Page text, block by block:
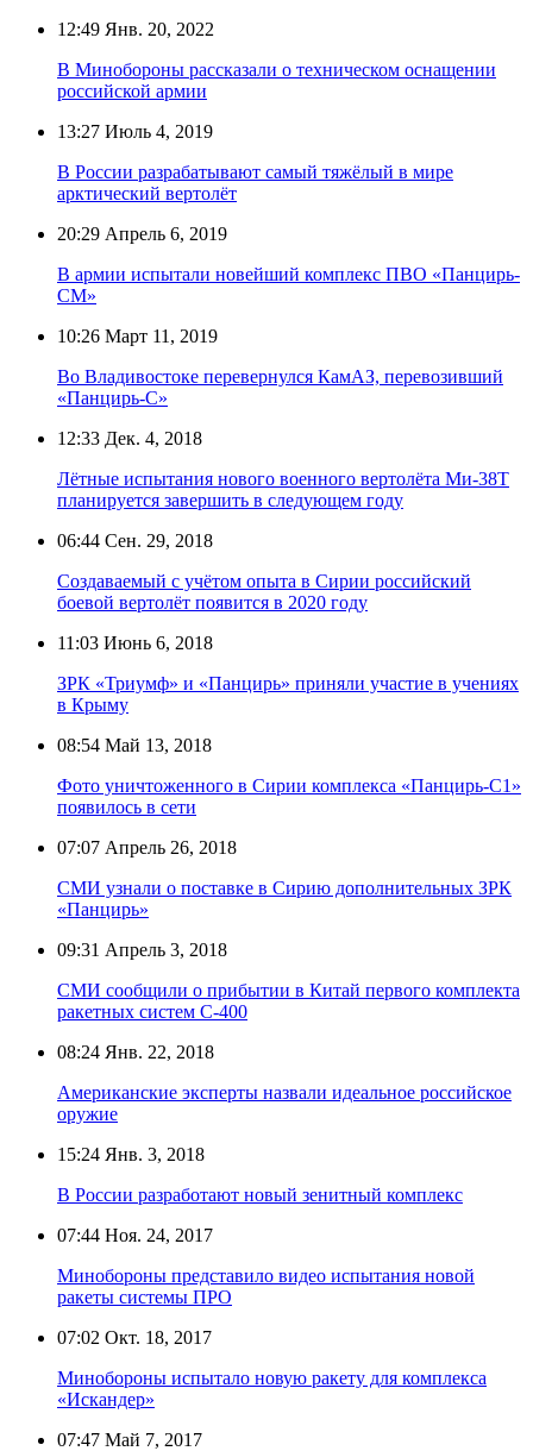
12:49 Янв. 20, 2022
В Минобороны рассказали о техническом оснащении
российской армии
13:27 Июль 4, 2019
В России разрабатывают самый тяжёлый в мире
арктический вертолёт
20:29 Апрель 6, 2019
В армии испытали новейший комплекс ПВО «Панцирь-
СМ»
10:26 Март 11, 2019
Во Владивостоке перевернулся КамАЗ, перевозивший
«Панцирь-С»
12:33 Дек. 4, 2018
Лётные испытания нового военного вертолёта Ми-38Т
планируется завершить в следующем году
06:44 Сен. 29, 2018
Создаваемый с учётом опыта в Сирии российский
боевой вертолёт появится в 2020 году
11:03 Июнь 6, 2018
ЗРК «Триумф» и «Панцирь» приняли участие в учениях
в Крыму
08:54 Май 13, 2018
Фото уничтоженного в Сирии комплекса «Панцирь-С1»
появилось в сети
07:07 Апрель 26, 2018
СМИ узнали о поставке в Сирию дополнительных ЗРК
«Панцирь»
09:31 Апрель 3, 2018
СМИ сообщили о прибытии в Китай первого комплекта
ракетных систем С-400
08:24 Янв. 22, 2018
Американские эксперты назвали идеальное российское
оружие
15:24 Янв. 3, 2018
В России разработают новый зенитный комплекс
07:44 Ноя. 24, 2017
Минобороны представило видео испытания новой
ракеты системы ПРО
07:02 Окт. 18, 2017
Минобороны испытало новую ракету для комплекса
«Искандер»
07:47 Май 7, 2017